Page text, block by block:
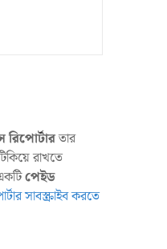
তার
রাখতে
পেইড
সাবস্ক্রাইব করতে